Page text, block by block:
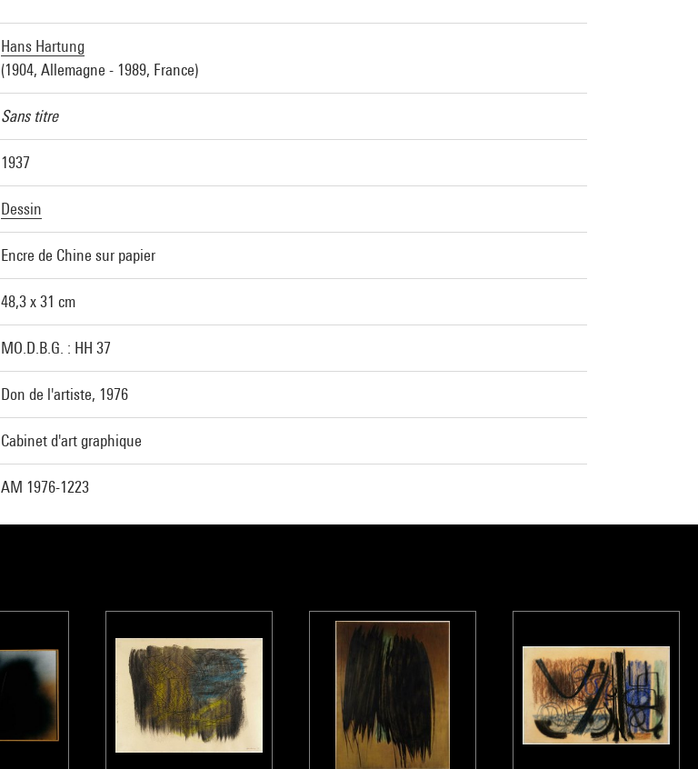
Hans Hartung
(1904, Allemagne - 1989, France)
Sans titre
1937
Dessin
Encre de Chine sur papier
48,3 x 31 cm
MO.D.B.G. : HH 37
Don de l'artiste, 1976
Cabinet d'art graphique
AM 1976-1223